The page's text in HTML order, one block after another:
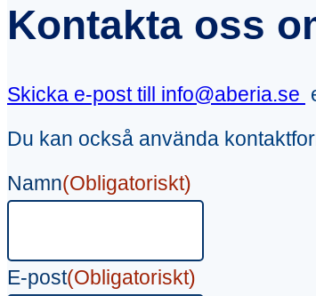
Kontakta oss
Skicka e-post till info@aberia.se
Du kan också använda
Namn(Obligatoriskt)
E-post(Obligatoriskt)